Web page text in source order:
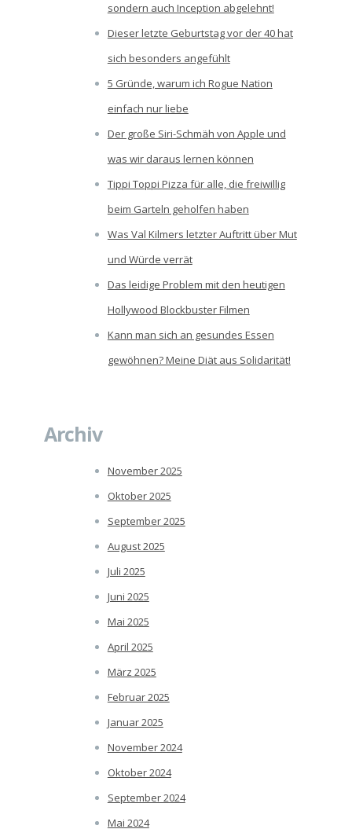
sondern auch Inception abgelehnt!
Dieser letzte Geburtstag vor der 40 hat
sich besonders angefühlt
5 Gründe, warum ich Rogue Nation
einfach nur liebe
Der große Siri-Schmäh von Apple und
was wir daraus lernen können
Tippi Toppi Pizza für alle, die freiwillig
beim Garteln geholfen haben
Was Val Kilmers letzter Auftritt über Mut
und Würde verrät
Das leidige Problem mit den heutigen
Hollywood Blockbuster Filmen
Kann man sich an gesundes Essen
gewöhnen? Meine Diät aus Solidarität!
Archiv
November 2025
Oktober 2025
September 2025
August 2025
Juli 2025
Juni 2025
Mai 2025
April 2025
März 2025
Februar 2025
Januar 2025
November 2024
Oktober 2024
September 2024
Mai 2024